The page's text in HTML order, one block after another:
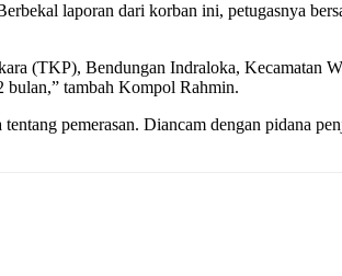
laporan dari korban ini, petugasnya
(TKP), Bendungan Indraloka, Kecamatan
bulan,” tambah Kompol Rahmin.
pemerasan. Diancam dengan pidana